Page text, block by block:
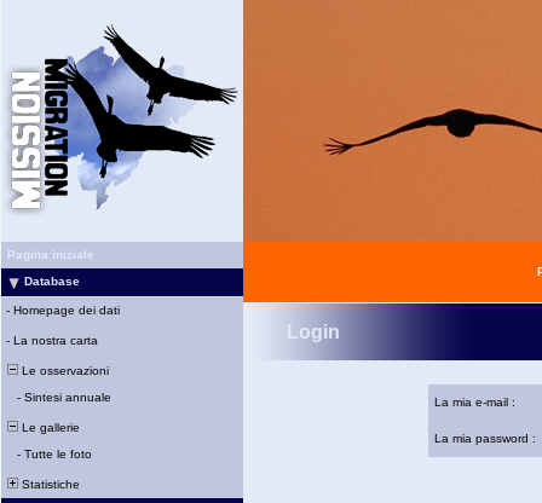
Pagina iniziale
Database
- Homepage dei dati
- La nostra carta
Le osservazioni
- Sintesi annuale
Le gallerie
- Tutte le foto
Statistiche
Login
La mia e-mail :
La mia password :